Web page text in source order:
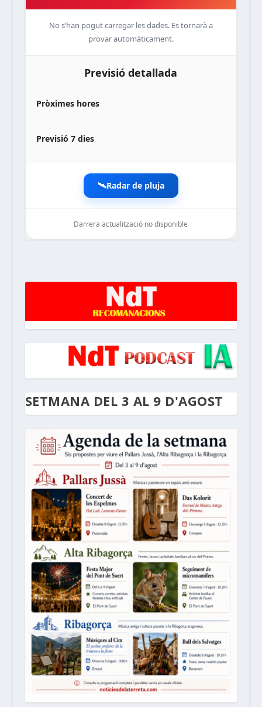
No s’han pogut carregar les dades. Es tornarà a
provar automàticament.
Previsió detallada
Pròximes hores
Previsió 7 dies
🛰️Radar de pluja
Darrera actualització no disponible
SETMANA DEL 3 AL 9 D'AGOST